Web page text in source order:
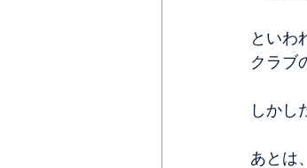
といわ
クラブ
しかし
あとは